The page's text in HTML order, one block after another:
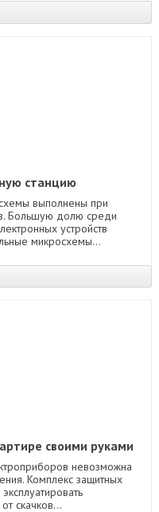
станцию
выполнены при
Большую долю среди
устройств
микросхемы...
своими руками
невозможна
Комплекс защитных
скачков...